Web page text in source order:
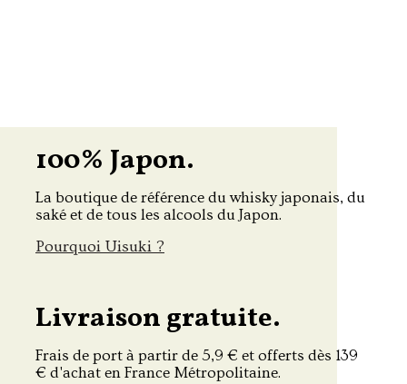
100% Japon.
La boutique de référence du whisky japonais, du
saké et de tous les alcools du Japon.
Pourquoi Uisuki ?
Livraison gratuite.
Frais de port à partir de 5,9 € et offerts dès 139
€ d'achat en France Métropolitaine.